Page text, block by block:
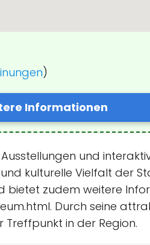
)
Informationen
und
kulturelle Vielfalt der
bietet zudem weitere
Durch seine
in der Region.